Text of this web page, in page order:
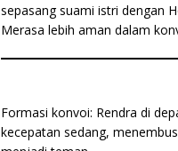
sepasang suami istri dengan
Merasa lebih aman dalam
Formasi konvoi: Rendra di
kecepatan sedang,